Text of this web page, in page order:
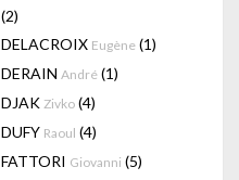
(2)
DELACROIX Eugène (1)
DERAIN André (1)
DJAK Zivko (4)
DUFY Raoul (4)
FATTORI Giovanni (5)